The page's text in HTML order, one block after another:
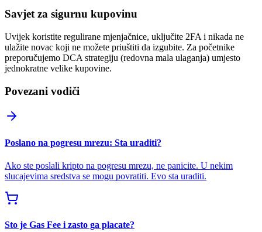
Savjet za sigurnu kupovinu
Uvijek koristite regulirane mjenjačnice, uključite 2FA i nikada ne
ulažite novac koji ne možete priuštiti da izgubite. Za početnike
preporučujemo DCA strategiju (redovna mala ulaganja) umjesto
jednokratne velike kupovine.
Povezani vodiči
Poslano na pogresu mrezu: Sta uraditi?
Ako ste poslali kripto na pogresu mrezu, ne panicite. U nekim
slucajevima sredstva se mogu povratiti. Evo sta uraditi.
Sto je Gas Fee i zasto ga placate?